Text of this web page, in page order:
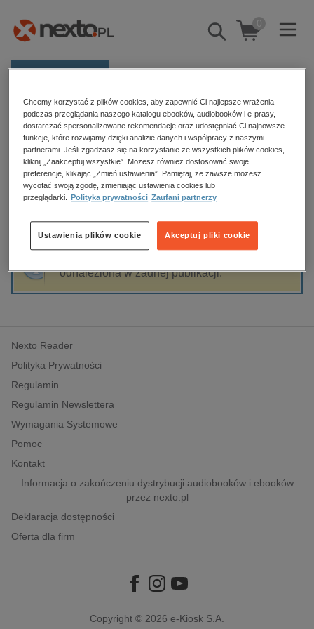
Pokaż/schowaj
wyszukiwarkę
0
Kategorie
Zobacz wszystkie E-prasa
budownictwo, aranżacja wnętrz
biznesowe, branżowe, gospodarka
dzienniki
edukacja
hobby, sport, rozrywka
komputery, internet, technologie, informatyka
polityka, społeczno-informacyjne
psychologiczne
inne
popularno-naukowe
historia
Strona główna Julian Tuwim
Julian Tuwim
Sortowanie Filtrowanie
odnaleziona w żadnej publikacji.
Nexto Reader
Polityka Prywatności
Regulamin
Regulamin Newslettera
Wymagania Systemowe
Pomoc
Kontakt
Informacja o zakończeniu dystrybucji audiobooków i ebooków
przez nexto.pl
Deklaracja dostępności
Oferta dla firm
Copyright © 2026 e-Kiosk S.A.
Chcemy korzystać z plików cookies, aby zapewnić Ci najlepsze wrażenia
podczas przeglądania naszego katalogu ebooków, audiobooków i e-prasy,
dostarczać spersonalizowane rekomendacje oraz udostępniać Ci najnowsze
funkcje, które rozwijamy dzięki analizie danych i współpracy z naszymi
partnerami. Jeśli zgadzasz się na korzystanie ze wszystkich plików cookies,
kliknij „Zaakceptuj wszystkie”. Możesz również dostosować swoje
preferencje, klikając „Zmień ustawienia”. Pamiętaj, że zawsze możesz
wycofać swoją zgodę, zmieniając ustawienia cookies lub
przeglądarki.
Polityka prywatności Zaufani partnerzy
Akceptuj pliki cookie
Ustawienia plików cookie